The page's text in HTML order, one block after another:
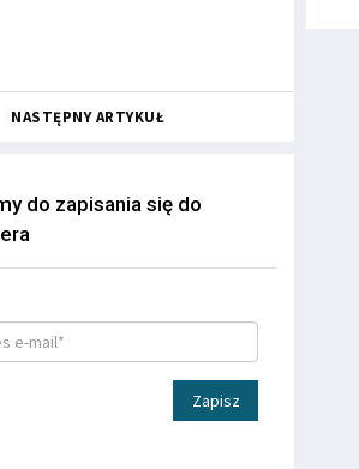
NASTĘPNY ARTYKUŁ
do zapisania się do
Zapisz